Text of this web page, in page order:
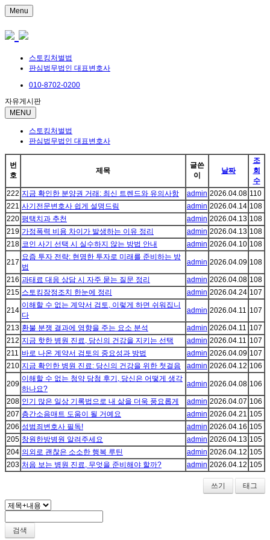
Menu
스토킹처벌법
판심법무법인 대표변호사
010-8702-0200
자유게시판
MENU
스토킹처벌법
판심법무법인 대표변호사
번
호
제목
글쓴
이
날짜
조
회
수
222 지금 확인한 분양권 거래: 최신 트렌드와 유의사항 admin 2026.04.08 110
221 사기전문변호사 쉽게 설명드림 admin 2026.04.14 108
220 평택치과 추천 admin 2026.04.13 108
219 가정폭력 비용 차이가 발생하는 이유 정리 admin 2026.04.13 108
218 코인 사기 선택 시 실수하지 않는 방법 안내 admin 2026.04.10 108
217
요즘 투자 전략: 현명한 투자로 미래를 준비하는 방
법
admin 2026.04.09 108
216 과태료 대응 상담 시 자주 묻는 질문 정리 admin 2026.04.08 108
215 스토킹잠정조치 한눈에 정리 admin 2026.04.24 107
214
이해할 수 없는 계약서 검토, 이렇게 하면 쉬워집니
다
admin 2026.04.11 107
213 환불 분쟁 결과에 영향을 주는 요소 분석 admin 2026.04.11 107
212 지금 핫한 병원 진료, 당신의 건강을 지키는 선택 admin 2026.04.11 107
211 바로 나온 계약서 검토의 중요성과 방법 admin 2026.04.09 107
210 지금 확인한 병원 진료: 당신의 건강을 위한 첫걸음 admin 2026.04.12 106
209
이해할 수 없는 청약 당첨 후기, 당신은 어떻게 생각
하나요?
admin 2026.04.08 106
208 인기 많은 일상 기록법으로 내 삶을 더욱 풍요롭게 admin 2026.04.07 106
207 층간소음매트 도움이 될 거예요 admin 2026.04.21 105
206 성범죄변호사 필독! admin 2026.04.16 105
205 창원한방병원 알려주세요 admin 2026.04.13 105
204 의외로 괜찮은 소소한 행복 루틴 admin 2026.04.12 105
203 처음 보는 병원 진료, 무엇을 준비해야 할까? admin 2026.04.12 105
쓰기 태그
검색